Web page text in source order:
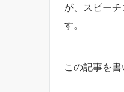
が、スピー
す。
この記事を